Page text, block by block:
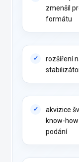
zmenšil
formátu
rozšíření
akvizice
know-
podání